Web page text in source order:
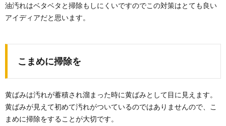
油汚れはベタベタと掃除もしにくいですのでこの対策はとても良い
アイディアだと思います。
こまめに掃除を
黄ばみは汚れが蓄積され溜まった時に黄ばみとして目に見えます。
黄ばみが見えて初めて汚れがついているのではありませんので、こ
まめに掃除をすることが大切です。